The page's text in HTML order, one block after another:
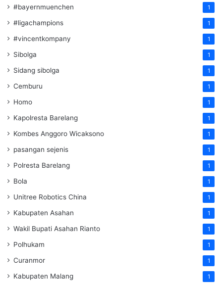
#bayernmuenchen 1
#ligachampions 1
#vincentkompany 1
Sibolga 1
Sidang sibolga 1
Cemburu 1
Homo 1
Kapolresta Barelang 1
Kombes Anggoro Wicaksono 1
pasangan sejenis 1
Polresta Barelang 1
Bola 1
Unitree Robotics China 1
Kabupaten Asahan 1
Wakil Bupati Asahan Rianto 1
Polhukam 1
Curanmor 1
Kabupaten Malang 1